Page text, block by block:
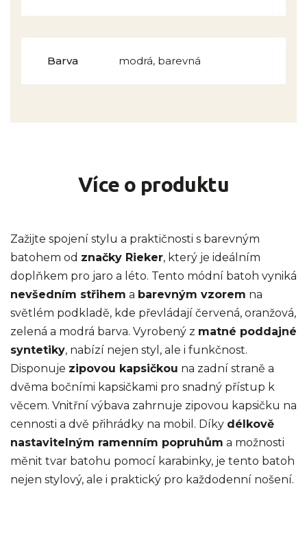
Barva modrá, barevná
Více o produktu
Zažijte spojení stylu a praktičnosti s barevným
batohem od značky Rieker, který je ideálním
doplňkem pro jaro a léto. Tento módní batoh vyniká
nevšedním střihem a barevným vzorem na
světlém podkladě, kde převládají červená, oranžová,
zelená a modrá barva. Vyrobený z matné poddajné
syntetiky, nabízí nejen styl, ale i funkčnost.
Disponuje zipovou kapsičkou na zadní straně a
dvěma bočními kapsičkami pro snadný přístup k
věcem. Vnitřní výbava zahrnuje zipovou kapsičku na
cennosti a dvě přihrádky na mobil. Díky délkově
nastavitelným ramenním popruhům a možnosti
měnit tvar batohu pomocí karabinky, je tento batoh
nejen stylový, ale i praktický pro každodenní nošení.